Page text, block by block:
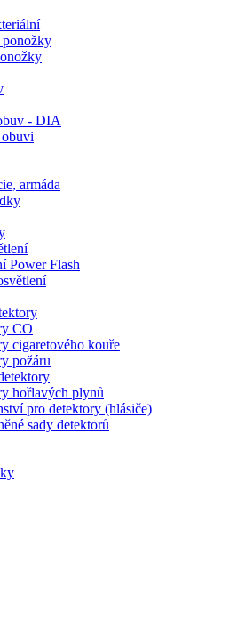
- DIA
armáda
Power Flash
CO
cigaretového kouře
požáru
hořlavých plynů
pro detektory (hlásiče)
sady detektorů